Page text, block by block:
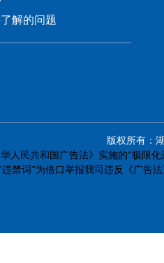
解的问题
版权所有：
人民共和国广告法》实施的“极限
禁词”为借口举报我司违反《广告